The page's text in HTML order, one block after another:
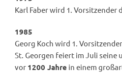
Karl Faber wird 1. Vorsitzender
1985
Georg Koch wird 1.
St. Georgen feiert im Juli seine
vor 1200 Jahre in einem